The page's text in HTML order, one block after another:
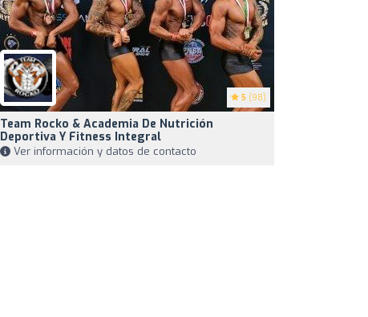
5 (98)
Team Rocko & Academia De Nutrición
Deportiva Y Fitness Integral
Ver información y datos de contacto